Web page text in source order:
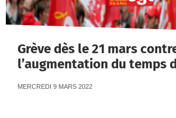
Grève dès le 21 mars
l’augmentation du temps
MERCREDI 9 MARS 2022